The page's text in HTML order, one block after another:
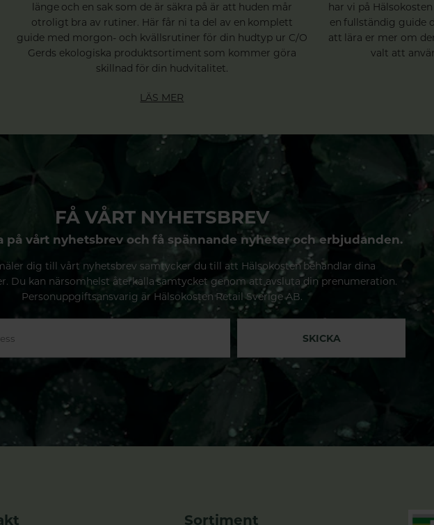
länge och en sak som de är säkra på är att huden mår
otroligt bra av rutiner. Här får ni ta del av en komplett
guide med morgon- och kvällsrutiner för din hudtyp ur C/O
Gerds ekologiska produktsortiment som kommer göra
skillnad för din hudvitalitet.
LÄS MER
har vi på
en fullständig guide
att lära er mer om
valt att
FÅ VÅRT NYHETSBREV
på vårt nyhetsbrev och få spännande nyheter och erbjudanden.
dig till vårt nyhetsbrev samtycker du till att Hälsokosten behandlar dina
Du kan närsomhelst återkalla samtycket genom att avsluta din prenumeration.
Personuppgiftsansvarig är Hälsokosten Retail Sverige AB.
SKICKA
Sortiment